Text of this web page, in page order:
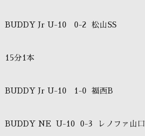
BUDDY Jr U-10 0-2 松山SS
15分1 本
BUDDY Jr U-10 1-0 福西B
BUDDY NE U-10 0-3 レノファ山口